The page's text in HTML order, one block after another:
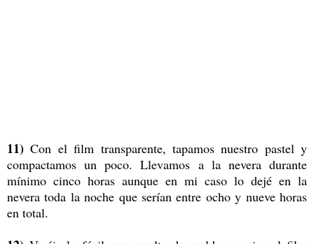
11) Con el film transparente, tapamos nuestro pastel y
compactamos un poco. Llevamos a la nevera durante
mínimo cinco horas aunque en mi caso lo dejé en la
nevera toda la noche que serían entre ocho y nueve horas
en total.